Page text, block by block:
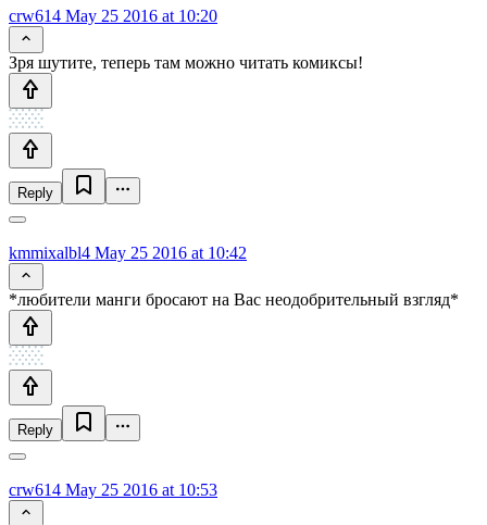
crw614 May 25 2016 at 10:20
Зря шутите, теперь там можно читать комиксы!
Reply
kmmixalbl4 May 25 2016 at 10:42
*любители манги бросают на Вас неодобрительный взгляд*
Reply
crw614 May 25 2016 at 10:53